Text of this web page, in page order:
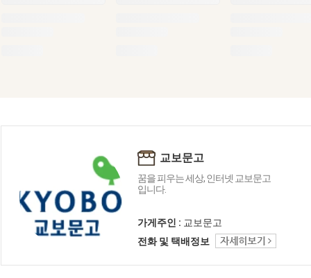
교보문고
꿈을 피우는 세상, 인터넷 교보문고
입니다.
가게주인 : 교보문고
전화 및 택배정보